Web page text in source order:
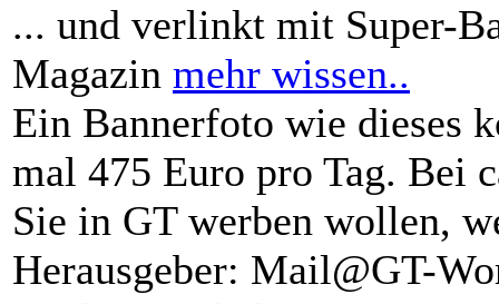
... und verlinkt mit Super-
Magazin mehr wissen..
Ein Bannerfoto wie dieses
mal 475 Euro pro Tag. Bei
Sie in GT werben wollen,
Herausgeber: Mail@GT-